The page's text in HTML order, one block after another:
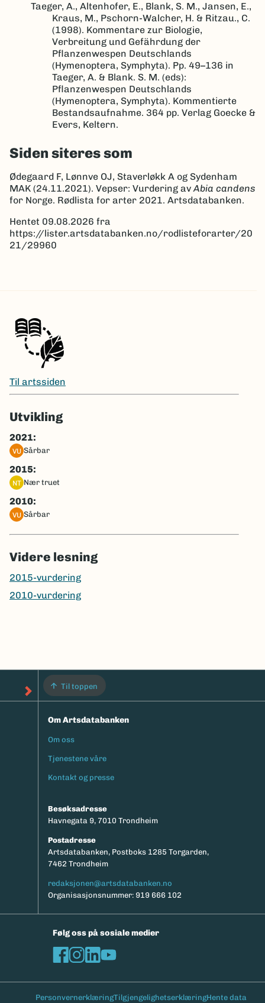
Taeger, A., Altenhofer, E., Blank, S. M., Jansen, E.,
Kraus, M., Pschorn-Walcher, H. & Ritzau., C.
(1998). Kommentare zur Biologie,
Verbreitung und Gefährdung der
Pflanzenwespen Deutschlands
(Hymenoptera, Symphyta). Pp. 49–136 in
Taeger, A. & Blank. S. M. (eds):
Pflanzenwespen Deutschlands
(Hymenoptera, Symphyta). Kommentierte
Bestandsaufnahme. 364 pp. Verlag Goecke &
Evers, Keltern.
Siden siteres som
Ødegaard F, Lønnve OJ, Staverløkk A og Sydenham
MAK (24.11.2021). Vepser: Vurdering avAbia candens
for Norge. Rødlista for arter 2021. Artsdatabanken.
Hentet 09.08.2026 fra
https://lister.artsdatabanken.no/rodlisteforarter/20
21/29960
Til artssiden
Utvikling
2021:
VU sårbar
2015:
NT nær truet
2010:
VU sårbar
Videre lesning
2015-vurdering
2010-vurdering
Til toppen
Om Artsdatabanken
Footermeny
Om oss
Tjenestene våre
Kontakt og presse
Besøksadresse
Havnegata 9, 7010 Trondheim
Postadresse
Artsdatabanken, Postboks 1285 Torgarden,
7462 Trondheim
redaksjonen@artsdatabanken.no
Organisasjonsnummer: 919 666 102
Følg oss på sosiale medier
PersonvernerklæringTilgjengelighetserklæringHente data